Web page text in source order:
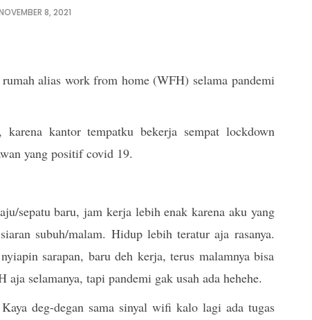
8, 2021
alias work from home (WFH) selama pandemi
kantor tempatku bekerja sempat lockdown
yang positif covid 19.
sepatu baru, jam kerja lebih enak karena aku yang
subuh/malam. Hidup lebih teratur aja rasanya.
sarapan, baru deh kerja, terus malamnya bisa
selamanya, tapi pandemi gak usah ada hehehe.
deg-degan sama sinyal wifi kalo lagi ada tugas